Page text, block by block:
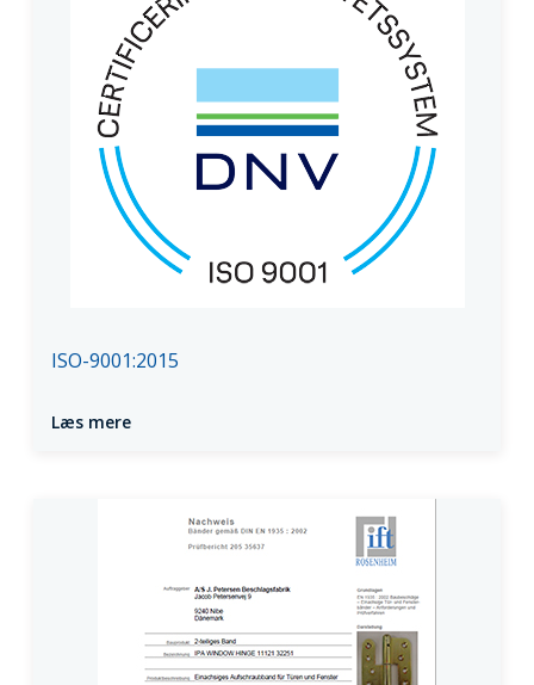
ISO-9001:2015
Læs mere